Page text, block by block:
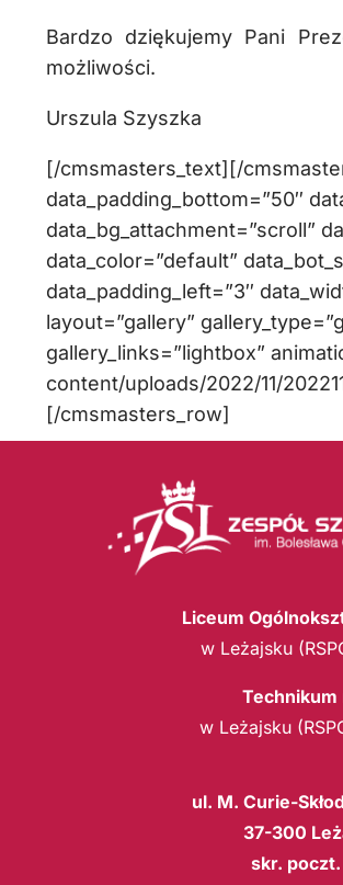
Bardzo dziękujemy Pani
możliwości.
Urszula Szyszka
[/cmsmasters_text][/
data_padding_bottom=”50″
data_bg_attachment=”scroll”
data_color=”default”
data_padding_left=”3″
layout=”gallery”
gallery_links=”lightbox”
content/uploads/2022/11/
[/cmsmasters_row]
Liceum
w Leżajsku
Technikum
w Leżajsku
ul. M. Curie-
37-300
skr.